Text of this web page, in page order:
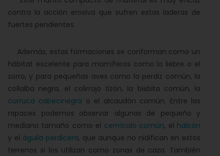
contra la acción erosiva que sufren estas laderas de
fuertes pendientes.
Además, estas formaciones se conforman como un
hábitat excelente para mamíferos como la liebre o el
zorro, y para pequeñas aves como la perdiz común, la
collalba negra, el colirrojo tizón, la bisbita común, la
curruca cabecinegra o el alcaudón común. Entre las
rapaces podemos observar algunas de pequeño y
mediano tamaño como el cernícalo común, el halcón
y el águila perdicera, que aunque no nidifican en estos
terrenos si los utilizan como zonas de caza. También